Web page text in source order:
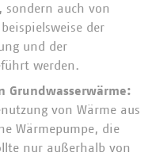
sondern auch von
der
und der
werden.
Grundwasserwärme:
von Wärme aus
Wärmepumpe, die
nur außerhalb von